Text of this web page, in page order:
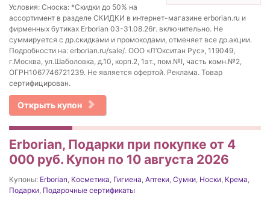
Условия: Сноска: *Скидки до 50% на
ассортимент в разделе СКИДКИ в интернет-магазине erborian.ru и
фирменных бутиках Erborian 03-31.08.26г. включительно. Не
суммируется с др.скидками и промокодами, отменяет все др.акции.
Подробности на: erborian.ru/sale/. ООО «Л’Окситан Рус», 119049,
г.Москва, ул.Шаболовка, д.10, корп.2, 1эт., пом.№I, часть комн.№2,
ОГРН1067746721239. Не является офертой. Реклама. Товар
сертифицирован.
Открыть купон
Erborian, Подарки при покупке от 4
000 руб. Купон по 10 августа 2026
Купоны: Erborian, Косметика, Гигиена, Аптеки, Сумки, Носки, Крема,
Подарки, Подарочные сертификаты